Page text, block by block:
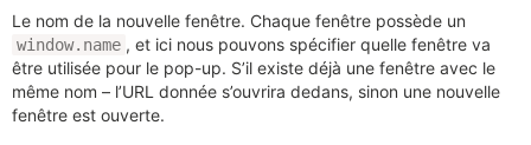
Le nom de la nouvelle fenêtre. Chaque fenêtre possède un
window.name , et ici nous pouvons spécifier quelle fenêtre va
être utilisée pour le pop-up. S’il existe déjà une fenêtre avec le
même nom – l’URL donnée s’ouvrira dedans, sinon une nouvelle
fenêtre est ouverte.